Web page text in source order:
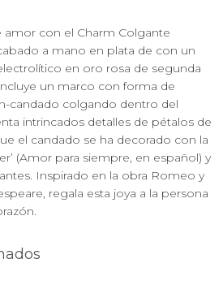
amor con el Charm Colgante
a mano en plata de con un
en oro rosa de segunda
un marco con forma de
candado colgando dentro del
intrincados detalles de pétalos de
el candado se ha decorado con la
(Amor para siempre, en español) y
Inspirado en la obra Romeo y
regala esta joya a la persona